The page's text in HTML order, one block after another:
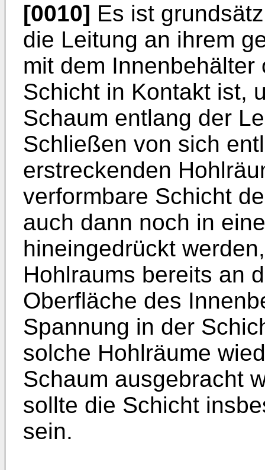
[0010] Es ist
die Leitung an ihrem
mit dem
Schicht in Kontakt ist,
Schaum entlang der
Schließen von sich
erstreckenden
verformbare Schicht
auch dann noch in
hineingedrückt
Hohlraums bereits an
Oberfläche des
Spannung in der
solche Hohlräume
Schaum ausgebracht
sollte die Schicht
sein.